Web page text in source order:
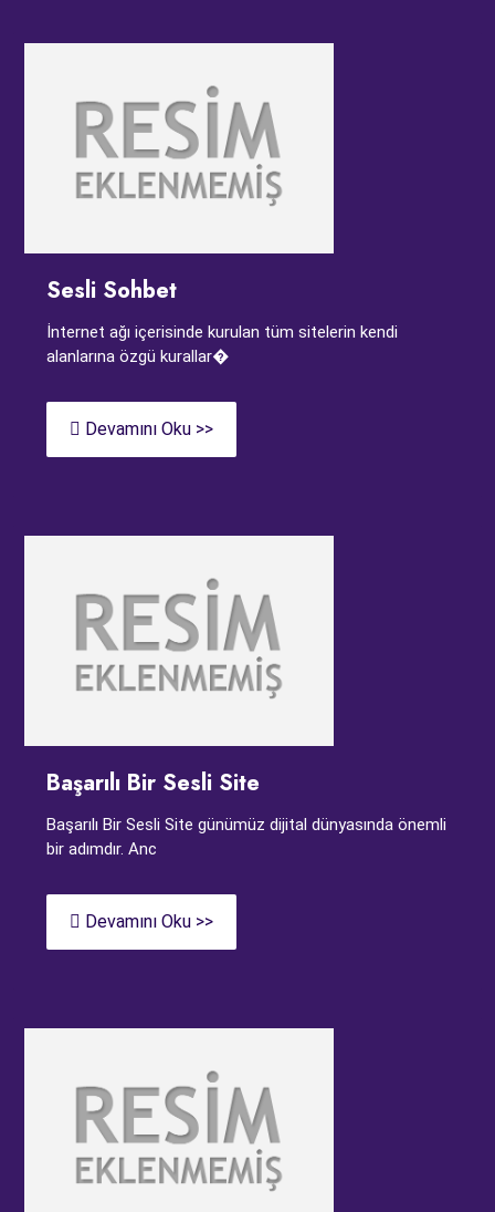
Sesli Sohbet
İnternet ağı içerisinde kurulan tüm sitelerin kendi
alanlarına özgü kurallar�
Devamını Oku >>
Başarılı Bir Sesli Site
Başarılı Bir Sesli Site günümüz dijital dünyasında önemli
bir adımdır. Anc
Devamını Oku >>